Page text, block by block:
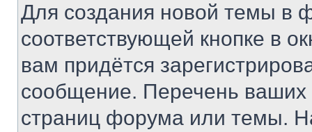
Для создания новой темы в
соответствующей кнопке в
вам придётся
сообщение. Перечень ваших
страниц форума или темы.